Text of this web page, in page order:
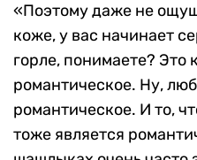
«Поэтому даже не
коже, у вас начинает
горле, понимаете? Это
романтическое. Ну,
романтическое. И то,
тоже является